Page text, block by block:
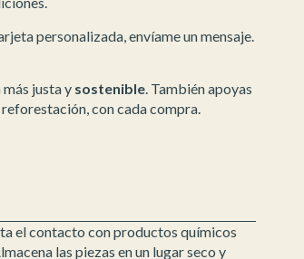
personalizada, envíame un mensaje.
justa y sostenible. También apoyas
con cada compra.
el contacto con productos químicos
las piezas en un lugar seco y